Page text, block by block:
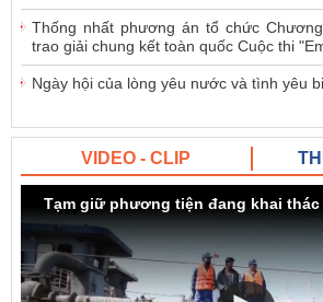
Thống nhất phương án tổ chức
trao giải chung kết toàn quốc Cuộc thi
Ngày hội của lòng yêu nước và tình yêu
VIDEO - CLIP